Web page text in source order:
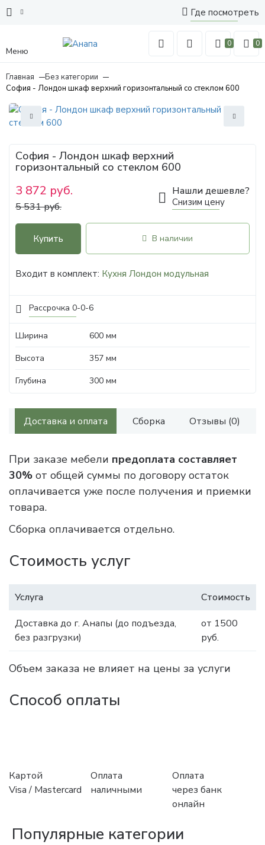
Где посмотреть
Меню
0 0
Главная
Без категории
София - Лондон шкаф верхний горизонтальный со стеклом 600
Рассрочка 0-0-6
София - Лондон шкаф верхний
горизонтальный со стеклом 600
3 872 руб.
5 531 руб.
Нашли дешевле?
Снизим цену
Купить В наличии
Входит в комплект: Кухня Лондон модульная
Ширина
600 мм
Высота
357 мм
Глубина
300 мм
Доставка и оплата Сборка Отзывы (0)
При заказе мебели предоплата составляет
30% от общей суммы по договору остаток
оплачивается уже после получения и приемки
товара.
Сборка оплачивается отдельно.
Стоимость услуг
Услуга
Стоимость
Доставка до г. Анапы (до подъезда,
без разгрузки)
от 1500
руб.
Объем заказа не влияет на цены за услуги
Способ оплаты
Картой
Visa / Mastercard
Оплата
наличными
Оплата
через банк
онлайн
Популярные категории